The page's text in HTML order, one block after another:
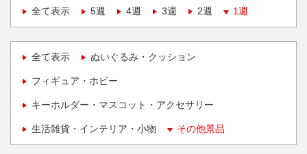
全て表示
5週 4週 3週 2週 1週
全て表示 ぬいぐるみ・クッション
フィギュア・ホビー
キーホルダー・マスコット・アクセサリー
生活雑貨・インテリア・小物 その他景品